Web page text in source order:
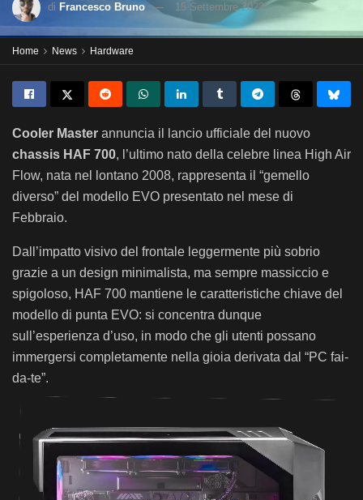
di Francesco Bruno 15 Settembre 2022
Home News Hardware
Cooler Master annuncia il lancio ufficiale del nuovo
chassis HAF 700, l’ultimo nato della celebre linea High Air
Flow, nata nel lontano 2008, rappresenta il “gemello
diverso” del modello EVO presentato nel mese di
Febbraio.
Dall’impatto visivo del frontale leggermente più sobrio
grazie a un design minimalista, ma sempre massiccio e
spigoloso, HAF 700 mantiene le caratteristiche chiave del
modello di punta EVO: si concentra dunque
sull’esperienza d’uso, in modo che gli utenti possano
immergersi completamente nella gioia derivata dal “PC fai-
da-te”.